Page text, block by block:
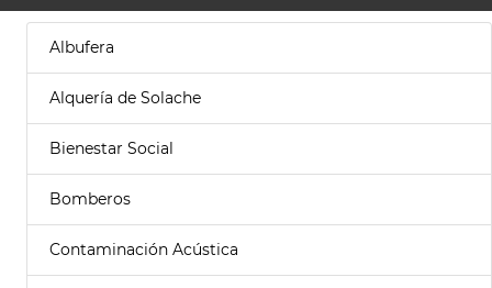
Albufera
Alquería de Solache
Bienestar Social
Bomberos
Contaminación Acústica